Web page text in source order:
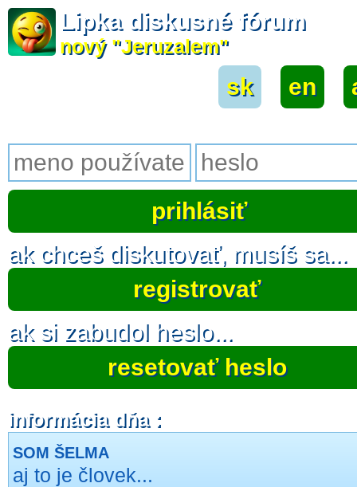
Lipka diskusné fórum
nový "Jeruzalem"
sk en
ak chceš diskutovať, musíš sa...
registrovať
ak si zabudol heslo...
resetovať heslo
informácia dňa :
SOM ŠELMA
aj to je človek...